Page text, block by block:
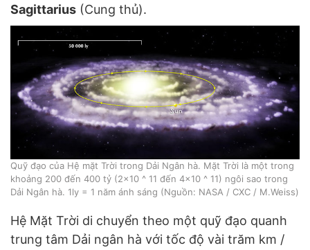
Sagittarius (Cung thủ).
Quỹ đạo của Hệ mặt Trời trong Dải Ngân hà. Mặt Trời là một trong
khoảng 200 đến 400 tỷ (2×10 ^ 11 đến 4×10 ^ 11) ngôi sao trong
Dải Ngân hà. 1ly = 1 năm ánh sáng (Nguồn: NASA / CXC / M.Weiss)
Hệ Mặt Trời di chuyển theo một quỹ đạo quanh
trung tâm Dải ngân hà với tốc độ vài trăm km /